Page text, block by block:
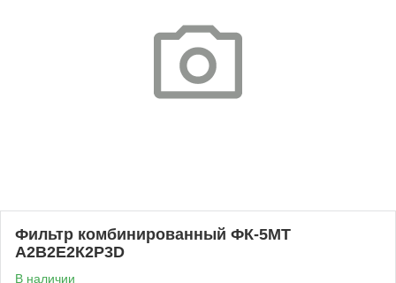
Фильтр комбинированный ФК-5МТ
А2В2Е2К2Р3D
В наличии